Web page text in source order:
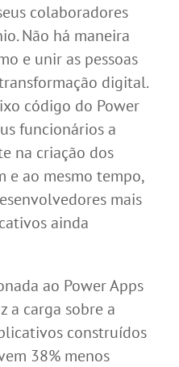
colaboradores
Não há maneira
e unir as pessoas
digital.
código do Power
funcionários a
na criação dos
e ao mesmo tempo,
mais
ainda
ao Power Apps
a carga sobre a
construídos
38% menos